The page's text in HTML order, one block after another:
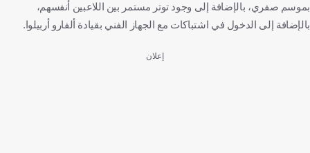
بموسم صفري، بالإضافة إلى وجود توتر مستمر بين اللاعبين أنفسهم،
بالإضافة إلى الدخول في اشتباكات مع الجهاز الفني بقيادة ألفارو أربيلوا.
إعلان